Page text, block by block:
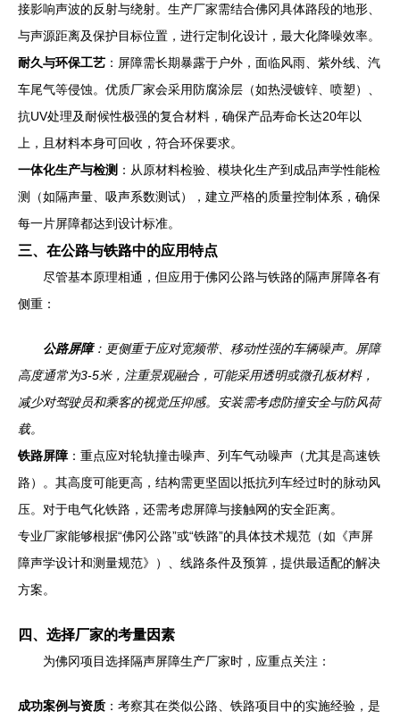
接影响声波的反射与绕射。生产厂家需结合佛冈具体路段的地形、
与声源距离及保护目标位置，进行定制化设计，最大化降噪效率。
耐久与环保工艺 ：屏障需长期暴露于户外，面临风雨、紫外线、汽
车尾气等侵蚀。优质厂家会采用防腐涂层（如热浸镀锌、喷塑）、
抗UV处理及耐候性极强的复合材料，确保产品寿命长达20年以
上，且材料本身可回收，符合环保要求。
一体化生产与检测 ：从原材料检验、模块化生产到成品声学性能检
测（如隔声量、吸声系数测试），建立严格的质量控制体系，确保
每一片屏障都达到设计标准。
三、在公路与铁路中的应用特点
尽管基本原理相通，但应用于佛冈公路与铁路的隔声屏障各有
侧重：
公路屏障：更侧重于应对宽频带、移动性强的车辆噪声。屏障
高度通常为3-5米，注重景观融合，可能采用透明或微孔板材料，
减少对驾驶员和乘客的视觉压抑感。安装需考虑防撞安全与防风荷
载。
铁路屏障 ：重点应对轮轨撞击噪声、列车气动噪声（尤其是高速铁
路）。其高度可能更高，结构需更坚固以抵抗列车经过时的脉动风
压。对于电气化铁路，还需考虑屏障与接触网的安全距离。
专业厂家能够根据“佛冈公路”或“铁路”的具体技术规范（如《声屏
障声学设计和测量规范》）、线路条件及预算，提供最适配的解决
方案。
四、选择厂家的考量因素
为佛冈项目选择隔声屏障生产厂家时，应重点关注：
成功案例与资质 ：考察其在类似公路、铁路项目中的实施经验，是